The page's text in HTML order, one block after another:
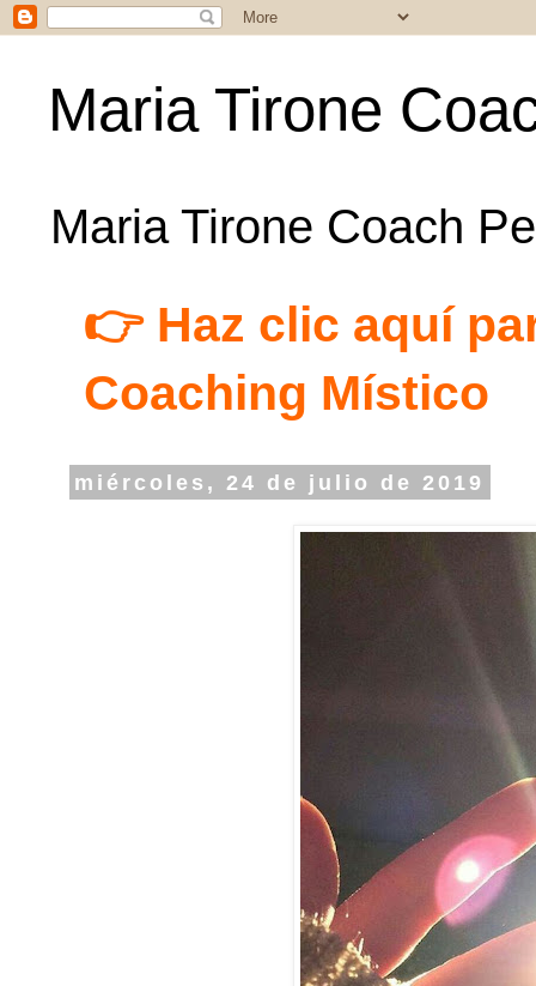
Maria Tirone
Maria Tirone Coach
👉 Haz clic aquí
Coaching Místico
miércoles, 24 de julio de 2019